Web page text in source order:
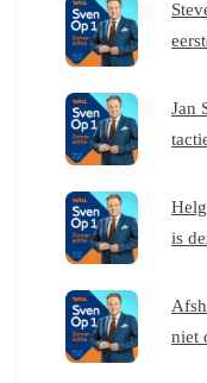
Jan
is
niet